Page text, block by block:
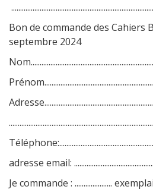
Bon de commande des Cahiers
septembre 2024
adresse email:
Je commande : .....................